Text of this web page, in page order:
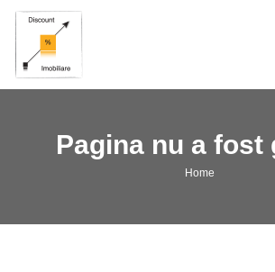
Discount
Imobiliare
Pagina nu a fost
Home